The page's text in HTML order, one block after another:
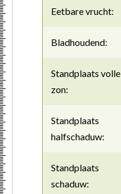
Eetbare vrucht:
Bladhoudend:
Standplaats volle
zon:
Standplaats
halfschaduw:
Standplaats
schaduw: